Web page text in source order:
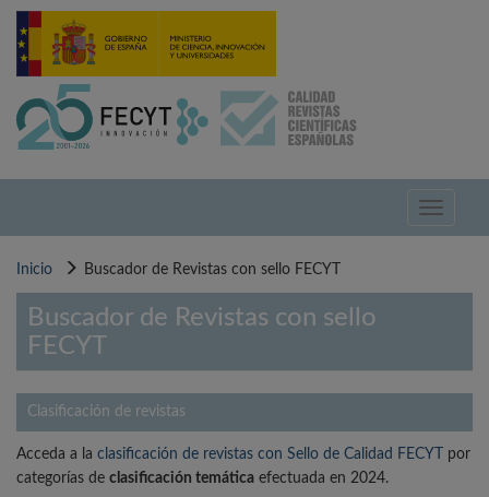
Pasar
contenido
Toggle
Inicio Buscador de Revistas con sello FECYT
Buscador de Revistas con sello
FECYT
Clasificación de revistas
Acceda a la clasificación de revistas con Sello de Calidad FECYT
por
categorías de clasificación temática efectuada en 2024.